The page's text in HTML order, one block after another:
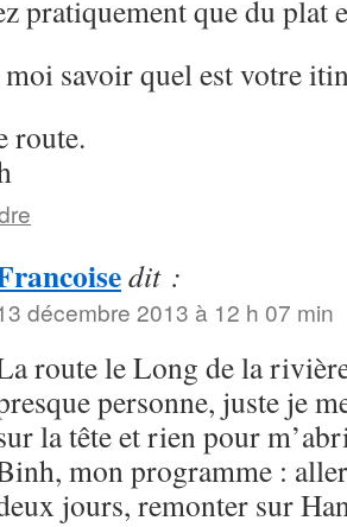
pratiquement que du plat
moi savoir quel est votre
route.
dit :
décembre 2013 à 12 h 07 min
route le Long de la
personne, juste je
la tête et rien pour
mon programme :
jours, remonter sur